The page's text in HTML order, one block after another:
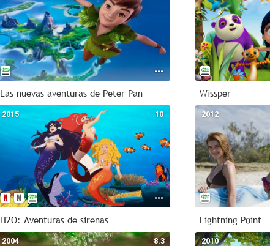
Las nuevas aventuras de Peter Pan Wissper
10
2015
H2O: Aventuras de sirenas
2012
Lightning Point
8.3
2004 2010